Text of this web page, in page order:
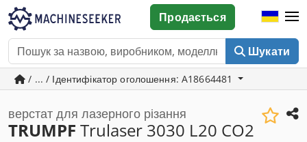
Шукати
Продається
/ ... / Ідентифікатор оголошення: A18664481
верстат для лазерного різання
TRUMPF Trulaser 3030 L20 CO2